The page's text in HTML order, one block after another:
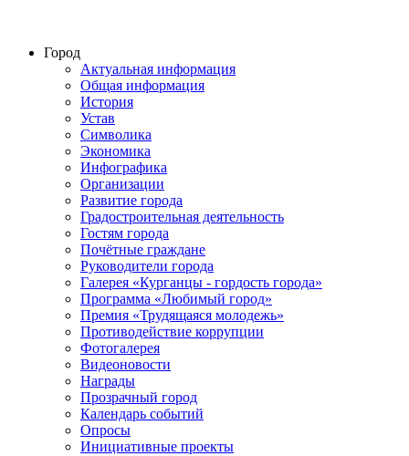
Город
Актуальная информация
Общая информация
История
Устав
Символика
Экономика
Инфографика
Организации
Развитие города
Градостроительная деятельность
Гостям города
Почётные граждане
Руководители города
Галерея «Курганцы - гордость города»
Программа «Любимый город»
Премия «Трудящаяся молодежь»
Противодействие коррупции
Фотогалерея
Видеоновости
Награды
Прозрачный город
Календарь событий
Опросы
Инициативные проекты